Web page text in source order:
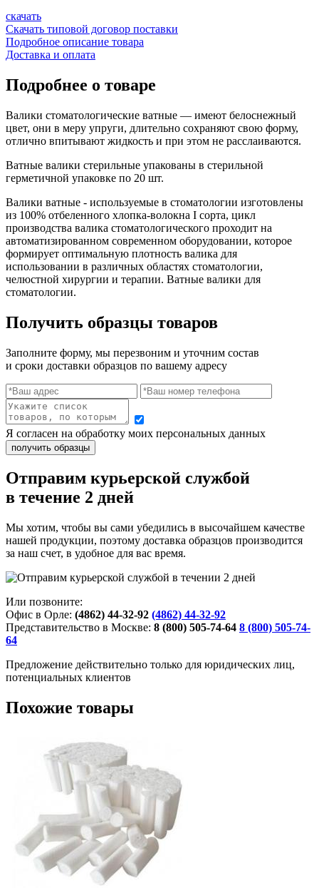
скачать
Скачать типовой договор поставки
Подробное описание товара
Доставка и оплата
Подробнее о товаре
Валики стоматологические ватные — имеют белоснежный
цвет, они в меру упруги, длительно сохраняют свою форму,
отлично впитывают жидкость и при этом не расслаиваются.
Ватные валики стерильные упакованы в стерильной
герметичной упаковке по 20 шт.
Валики ватные - используемые в стоматологии изготовлены
из 100% отбеленного хлопка-волокна I сорта, цикл
производства валика стоматологического проходит на
автоматизированном современном оборудовании, которое
формирует оптимальную плотность валика для
использовании в различных областях стоматологии,
челюстной хирургии и терапии. Ватные валики для
стоматологии.
Получить образцы товаров
Заполните форму, мы перезвоним и уточним состав
и сроки доставки образцов по вашему адресу
Я согласен на обработку моих персональных данных
Отправим курьерской службой
в течение 2 дней
Мы хотим, чтобы вы сами убедились в высочайшем качестве
нашей продукции, поэтому доставка образцов производится
за наш счет, в удобное для вас время.
Или позвоните:
Офис в Орле: (4862) 44-32-92 (4862) 44-32-92
Представительство в Москве: 8 (800) 505-74-64 8 (800) 505-74-
64
Предложение действительно только для юридических лиц,
потенциальных клиентов
Похожие товары